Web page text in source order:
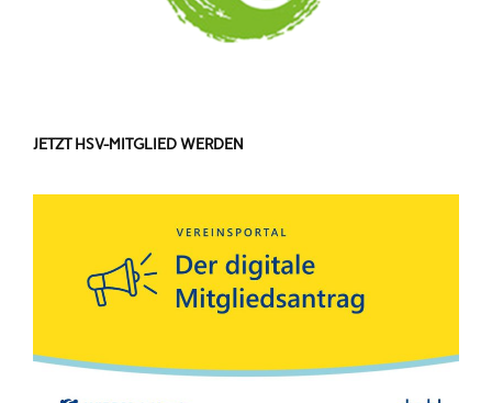
JETZT HSV-MITGLIED WERDEN